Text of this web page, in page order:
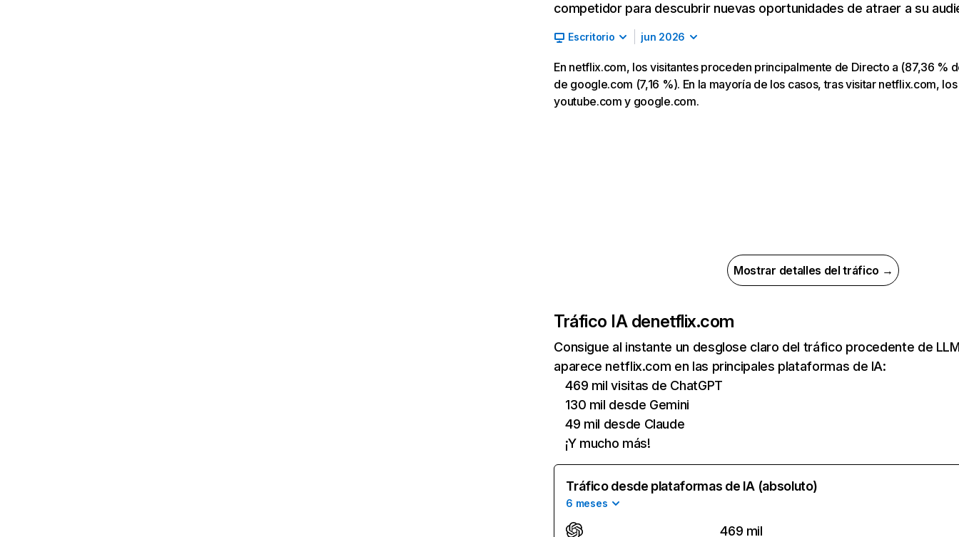
competidor para descubrir nuevas oportunidades de atraer a su
Escritorio jun 2026
En netflix.com, los visitantes proceden principalmente de Directo a (87,36 %
de google.com (7,16 %). En la mayoría de los casos, tras visitar netflix.com,
youtube.com y google.com.
Mostrar detalles del tráfico →
Tráfico IA denetflix.com
Consigue al instante un desglose claro del tráfico procedente de
aparece netflix.com en las principales plataformas de IA:
469 mil visitas de ChatGPT
130 mil desde Gemini
49 mil desde Claude
¡Y mucho más!
Tráfico desde plataformas de IA (absoluto)
6 meses
469 mil